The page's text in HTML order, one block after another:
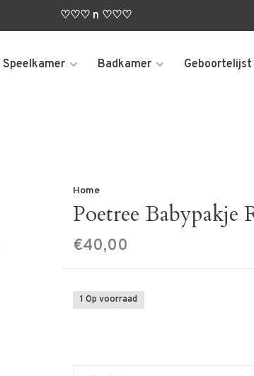
♡♡♡ n ♡♡♡
Speelkamer Badkamer Geboortelijst
Home
Poetree Babypakje
€40,00
1 Op voorraad